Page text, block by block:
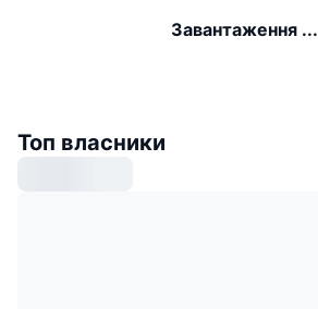
Завантаження ...
Топ власники